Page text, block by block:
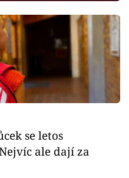
se letos
ale dají za